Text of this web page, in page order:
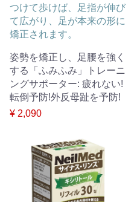
つけて歩けば、足指が伸び
て広がり、足が本来の形に
矯正されます。
姿勢を矯正し、足腰を強く
する「ふみふみ」トレーニ
ングサポーター: 疲れない!
転倒予防!外反母趾を予防!
¥ 2,090